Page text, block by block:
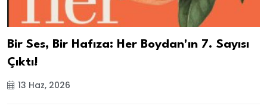
Bir Ses, Bir Hafıza: Her Boydan'ın 7. Sayısı
Çıktı!
13 Haz, 2026